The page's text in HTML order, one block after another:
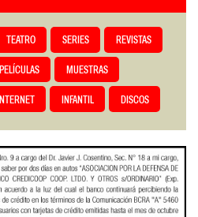
TEATRO SERIES REVISTAS
PELÍCULAS MUESTRAS
INTERNET INFANTIL DISCOS